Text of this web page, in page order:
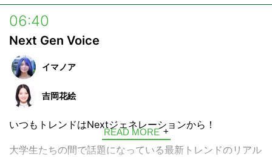
世界を揺るがす政治家、経営者の発言、グローバルで活躍
するアーティストやスポーツ選手のスピーチ、話題の映画
フレーズなどなど、私たちを取り巻くさまざまな英語フレ
ーズに着目し、その言葉の本質や、実用的な使い方などを
解説していきます。
日曜の朝、コーヒーでも飲みながらリラックスしてお聴き
06:40
Next Gen Voice
イマノア
吉岡花絵
いつもトレンドはNextジェネレーションから！
大学生たちの間で話題になっている最新トレンドのリアル
READ MORE